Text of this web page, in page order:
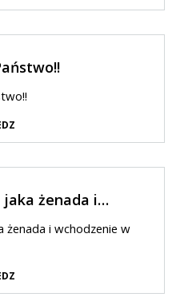
jaka żenada i…
żenada i wchodzenie w